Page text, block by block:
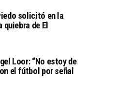
solicitó en la
de El
Loor: “No estoy de
el fútbol por señal